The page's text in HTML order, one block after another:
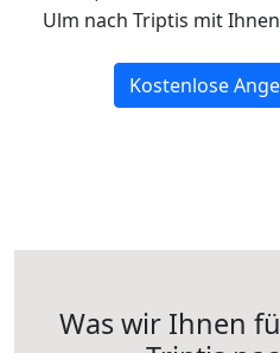
Ulm nach Triptis mit
Kostenlose
Was wir Ihnen